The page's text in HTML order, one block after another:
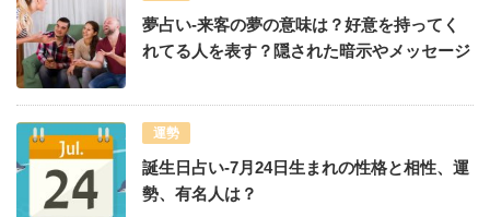
夢占い-来客の夢の意味は？好意を持ってく
れてる人を表す？隠された暗示やメッセージ
運勢
誕生日占い-7月24日生まれの性格と相性、運
勢、有名人は？